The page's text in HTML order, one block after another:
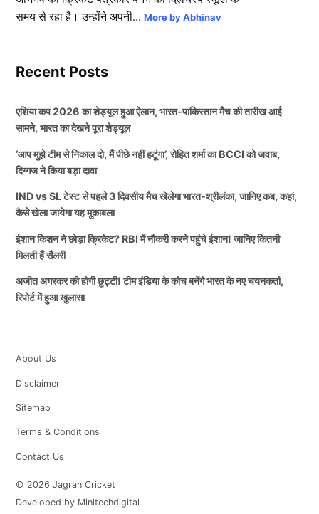
समय से रहा है। उन्होंने अपनी...More by Abhinav
Recent Posts
एशिया कप 2026 का शेड्यूल हुआ ऐलान, भारत-पाकिस्तान मैच की तारीख आई
सामने, भारत का देखने पूरा शेड्यूल
‘आप मुझे टीम से निकाल दो, मैं पीछे नहीं हटूंगा’, रोहित शर्मा का BCCI को जवाब,
दिग्गज ने किया बड़ा दावा
IND vs SL टेस्ट से पहले 3 दिवसीय मैच खेलेगा भारत-श्रीलंका, जानिए कब, कहां,
कैसे खेला जायेगा यह मुकाबला
ईशान किशन ने छोड़ा क्रिकेट? RBI में नौकरी करने पहुंचे ईशान! जानिए कितनी
मिलती हैं सैलरी
अजीत अगरकर की होगी छुट्टी! टीम इंडिया के कोच बनेंगे भारत के नए चयनकर्ता,
रिपोर्ट में हुआ खुलासा
About Us
Disclaimer
Sitemap
Terms & Conditions
Contact Us
© 2026 Jagran Cricket
Developed by Minitechdigital